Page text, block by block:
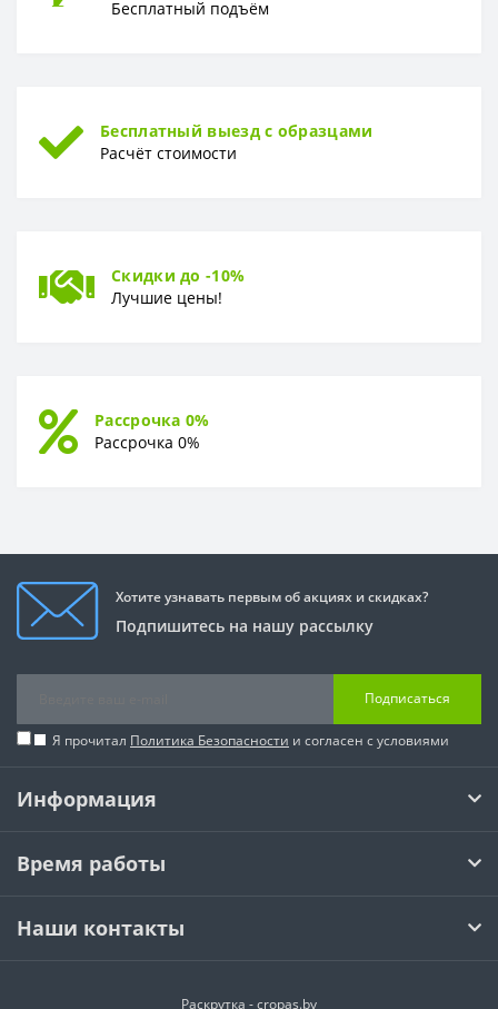
Бесплатный подъём
Бесплатный выезд с образцами
Расчёт стоимости
Скидки до -10%
Лучшие цены!
Рассрочка 0%
Рассрочка 0%
Хотите узнавать первым об акциях и скидках?
Подпишитесь на нашу рассылку
Подписаться
Я прочитал Политика Безопасности и согласен с условиями
Информация
Время работы
Наши контакты
Раскрутка -cropas.by